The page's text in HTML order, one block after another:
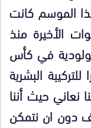
الموسم كانت
الأخيرة منذ
في كأس
البشرية
نعاني حيث أننا
دون ان نتمكن